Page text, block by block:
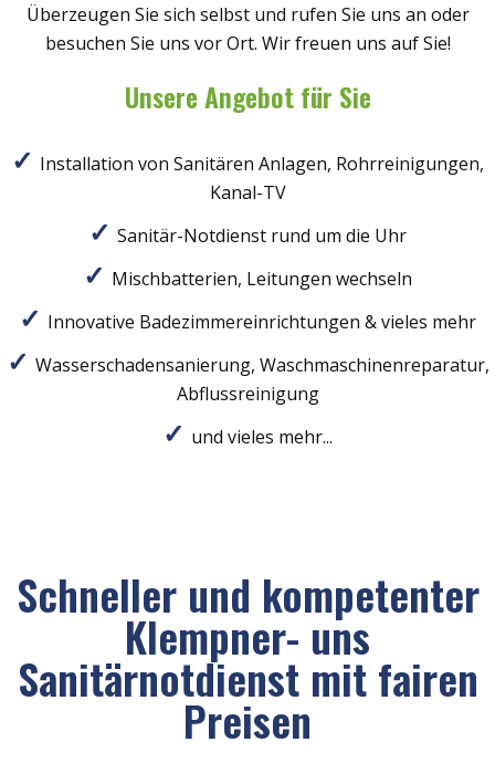
Überzeugen Sie sich selbst und rufen Sie uns an oder
besuchen Sie uns vor Ort. Wir freuen uns auf Sie!
Unsere Angebot für Sie
Installation von Sanitären Anlagen, Rohrreinigungen,
Kanal-TV
Sanitär-Notdienst rund um die Uhr
Mischbatterien, Leitungen wechseln
Innovative Badezimmereinrichtungen & vieles mehr
Wasserschadensanierung, Waschmaschinenreparatur,
Abflussreinigung
und vieles mehr...
Schneller und kompetenter
Klempner- uns
Sanitärnotdienst mit fairen
Preisen